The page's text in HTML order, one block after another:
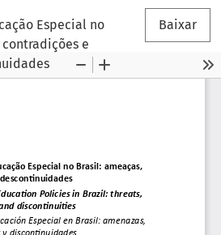
do Artigo
Especial no
e
Baixar